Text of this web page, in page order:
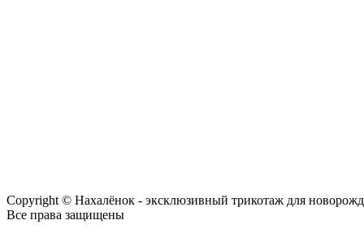
Copyright © Нахалёнок - эксклюзивный трикотаж для
Все права защищены